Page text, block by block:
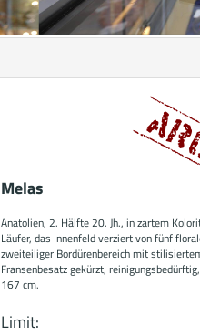
Melas
Anatolien, 2. Hälfte 20. Jh., in zartem
Läufer, das Innenfeld verziert von fünf
zweiteiliger Bordürenbereich mit
Fransenbesatz gekürzt,
167 cm.
Limit: